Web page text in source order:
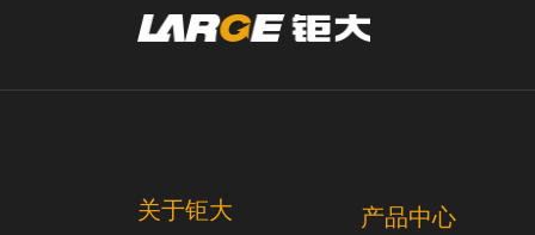
关于钜大 产品中心